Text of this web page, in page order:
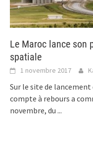
Le Maroc lance son
spatiale
1 novembre 2017
Sur le site de lancement
compte à rebours a
novembre, du ...